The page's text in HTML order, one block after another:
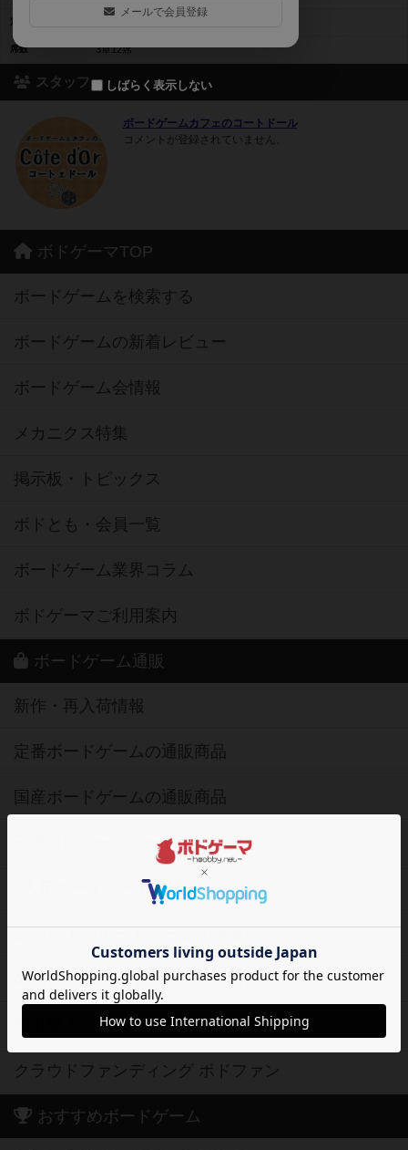
定休日
席数 3卓12席
スタッフ
ボードゲームカフェのコートドール
コメントが登録されていません。
メールで会員登録
しばらく表示しない
ボドゲーマTOP
ボードゲームを検索する
ボードゲームの新着レビュー
ボードゲーム会情報
メカニクス特集
掲示板・トピックス
ボドとも・会員一覧
ボードゲーム業界コラム
ボドゲーマご利用案内
ボードゲーム通販
新作・再入荷情報
定番ボードゲームの通販商品
国産ボードゲームの通販商品
子供向けボードゲームの通販商品
2人用ボードゲームの通販商品
20分以下のボードゲームの通販商品
60分以上のボードゲームの通販商品
割引購入！ボドクーポンについて
クラウドファンディング ボドファン
おすすめボードゲーム